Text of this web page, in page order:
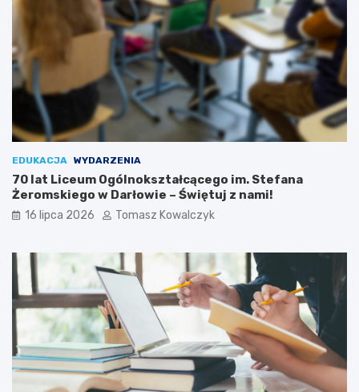
EDUKACJA WYDARZENIA
70 lat Liceum Ogólnokształcącego im. Stefana
Żeromskiego w Darłowie – Świętuj z nami!
16 lipca 2026 Tomasz Kowalczyk